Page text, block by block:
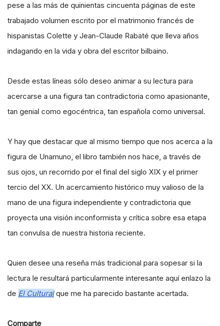
pese a las más de quinientas cincuenta páginas de este
trabajado volumen escrito por el matrimonio francés de
hispanistas Colette y Jean-Claude Rabaté que lleva años
indagando en la vida y obra del escritor bilbaino.
Desde estas líneas sólo deseo animar a su lectura para
acercarse a una figura tan contradictoria como apasionante,
tan genial como egocéntrica, tan española como universal.
Y hay que destacar que al mismo tiempo que nos acerca a la
figura de Unamuno, el libro también nos hace, a través de
sus ojos, un recorrido por el final del siglo XIX y el primer
tercio del XX. Un acercamiento histórico muy valioso de la
mano de una figura independiente y contradictoria que
proyecta una visión inconformista y crítica sobre esa etapa
tan convulsa de nuestra historia reciente.
Quien desee una reseña más tradicional para sopesar si la
lectura le resultará particularmente interesante aquí enlazo la
de El Culturalque me ha parecido bastante acertada.
Comparte